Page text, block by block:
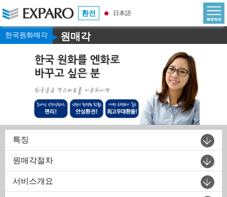
환전 日本語
한국원화매각 ▶원매각
특징
원매각절차
서비스개요